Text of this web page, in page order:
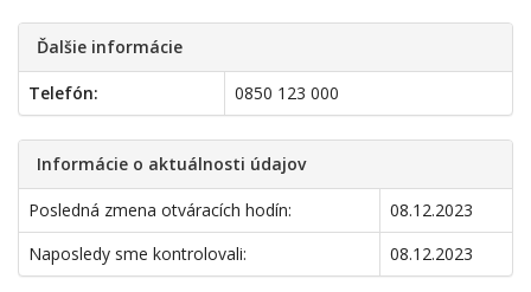
Ďalšie informácie
Telefón: 0850 123 000
Informácie o aktuálnosti údajov
Posledná zmena otváracích hodín:
08.12.2023
Naposledy sme kontrolovali:
08.12.2023